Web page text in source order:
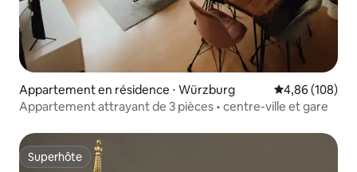
Appartement en résidence ⋅ Würzburg Évaluation
4,86 (108)
Appartement attrayant de 3 pièces • centre-ville et gare
Superhôte
Superhôte